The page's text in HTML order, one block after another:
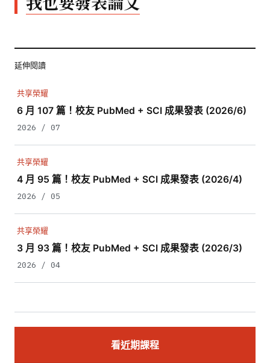
延伸閱讀
共享榮耀
6 月 107 篇！校友 PubMed + SCI 成果發表 (2026/6)
2026 / 07
共享榮耀
4 月 95 篇！校友 PubMed + SCI 成果發表 (2026/4)
2026 / 05
共享榮耀
3 月 93 篇！校友 PubMed + SCI 成果發表 (2026/3)
2026 / 04
看近期課程